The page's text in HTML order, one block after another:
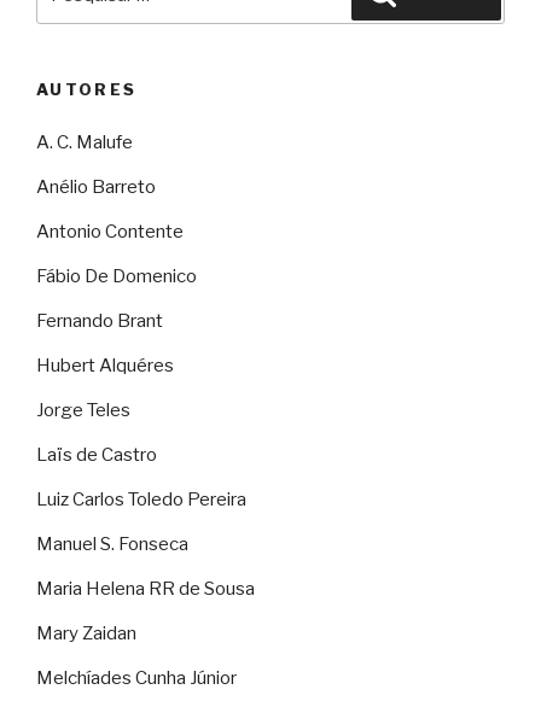
AUTORES
A. C. Malufe
Anélio Barreto
Antonio Contente
Fábio De Domenico
Fernando Brant
Hubert Alquéres
Jorge Teles
Laïs de Castro
Luiz Carlos Toledo Pereira
Manuel S. Fonseca
Maria Helena RR de Sousa
Mary Zaidan
Melchíades Cunha Júnior